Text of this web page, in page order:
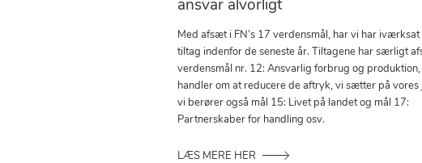
ansvar alvorligt
Med afsæt i FN’s 17 verdensmål, har vi har
tiltag indenfor de seneste år. Tiltagene har særligt
verdensmål nr. 12: Ansvarlig forbrug og
handler om at reducere de aftryk, vi sætter på vores
vi berører også mål 15: Livet på landet og mål 17:
Partnerskaber for handling osv.
LÆS MERE HER